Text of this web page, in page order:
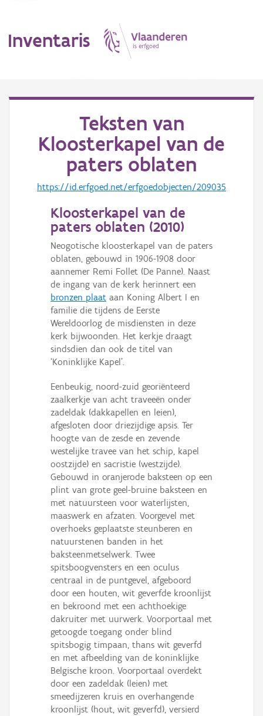
Inventaris
Erfgoedobject
Aanduidingsobject
Waarneming
Gebeurtenis
Persoon of collectief
Teksten van
Kloosterkapel van de
paters oblaten
https://id.erfgoed.net/erfgoedobjecten/209035
Kloosterkapel van de
paters oblaten (2010)
Neogotische kloosterkapel van de paters
oblaten, gebouwd in 1906-1908 door
aannemer Remi Follet (De Panne). Naast
de ingang van de kerk herinnert een
bronzen plaat aan Koning Albert I en
familie die tijdens de Eerste
Wereldoorlog de misdiensten in deze
kerk bijwoonden. Het kerkje draagt
sindsdien dan ook de titel van
‘Koninklijke Kapel’.
Eenbeukig, noord-zuid georiënteerd
zaalkerkje van acht traveeën onder
zadeldak (dakkapellen en leien),
afgesloten door driezijdige apsis. Ter
hoogte van de zesde en zevende
westelijke travee van het schip, kapel
oostzijde) en sacristie (westzijde).
Gebouwd in oranjerode baksteen op een
plint van grote geel-bruine baksteen en
met natuursteen voor waterlijsten,
maaswerk en afzaten. Voorgevel met
overhoeks geplaatste steunberen en
natuurstenen banden in het
baksteenmetselwerk. Twee
spitsboogvensters en een oculus
centraal in de puntgevel, afgeboord
door een houten, wit geverfde kroonlijst
en bekroond met een achthoekige
dakruiter met uurwerk. Voorportaal met
getoogde toegang onder blind
spitsbogig timpaan, thans wit geverfd
en met afbeelding van de koninklijke
Belgische kroon. Voorportaal overdekt
door een zadeldak (leien) met
smeedijzeren kruis en overhangende
kroonlijst (hout, wit geverfd), versierd